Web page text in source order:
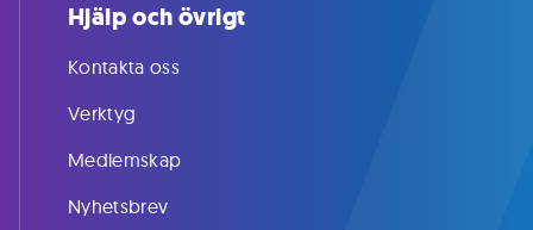
Hjälp och övrigt
Kontakta oss
Verktyg
Medlemskap
Nyhetsbrev